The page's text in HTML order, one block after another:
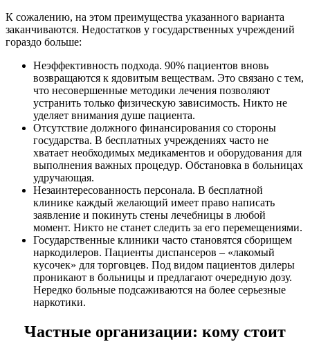
К сожалению, на этом преимущества указанного варианта
заканчиваются. Недостатков у государственных учреждений
гораздо больше:
Неэффективность подхода. 90% пациентов вновь
возвращаются к ядовитым веществам. Это связано с тем,
что несовершенные методики лечения позволяют
устранить только физическую зависимость. Никто не
уделяет внимания душе пациента.
Отсутствие должного финансирования со стороны
государства. В бесплатных учреждениях часто не
хватает необходимых медикаментов и оборудования для
выполнения важных процедур. Обстановка в больницах
удручающая.
Незаинтересованность персонала. В бесплатной
клинике каждый желающий имеет право написать
заявление и покинуть стены лечебницы в любой
момент. Никто не станет следить за его перемещениями.
Государственные клиники часто становятся сборищем
наркодилеров. Пациенты диспансеров – «лакомый
кусочек» для торговцев. Под видом пациентов дилеры
проникают в больницы и предлагают очередную дозу.
Нередко больные подсаживаются на более серьезные
наркотики.
Частные организации: кому стоит